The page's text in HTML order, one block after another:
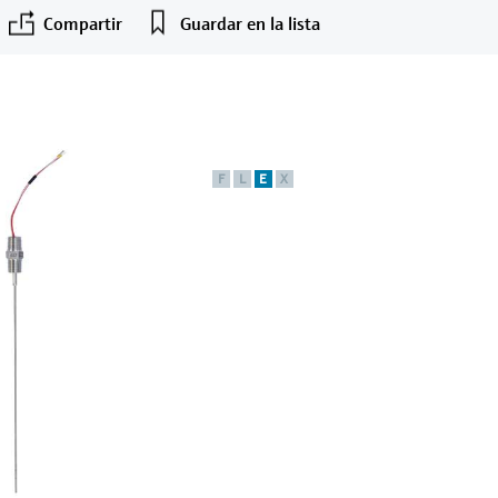
Compartir Guardar en la lista
F L E X